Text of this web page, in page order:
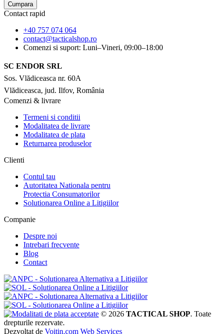
Cumpara
Contact rapid
+40 757 074 064
contact@tacticalshop.ro
Comenzi si suport: Luni–Vineri, 09:00–18:00
SC ENDOR SRL
Sos. Vlădiceasca nr. 60A
Vlădiceasca, jud. Ilfov, România
Comenzi & livrare
Termeni si conditii
Modalitatea de livrare
Modalitatea de plata
Returnarea produselor
Clienti
Contul tau
Autoritatea Nationala pentru
Protectia Consumatorilor
Solutionarea Online a Litigiilor
Companie
Despre noi
Intrebari frecvente
Blog
Contact
© 2026 TACTICAL SHOP. Toate
drepturile rezervate.
Dezvoltat de Voitin.com Web Services